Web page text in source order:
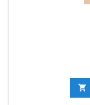
